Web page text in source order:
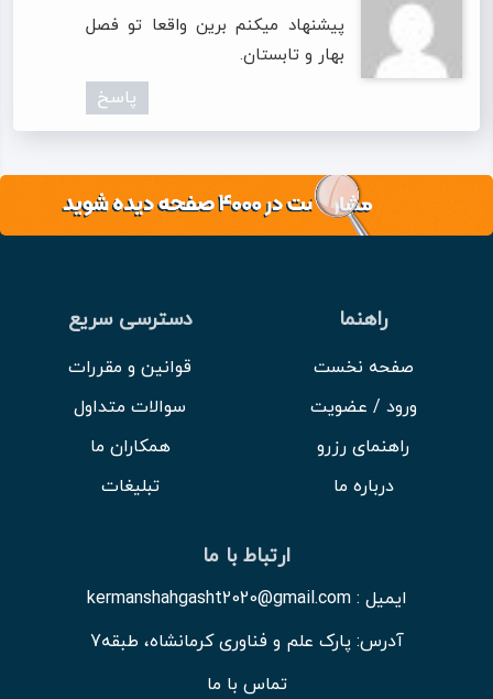
پیشنهاد میکنم برین واقعا تو فصل
بهار و تابستان.
پاسخ
راهنما
صفحه نخست
ورود / عضویت
راهنمای رزرو
درباره ما
دسترسی سریع
قوانین و مقررات
سوالات متداول
همکاران ما
تبلیغات
ارتباط با ما
ایمیل : kermanshahgasht2020@gmail.com
آدرس: پارک علم و فناوری کرمانشاه، طبقه7
تماس با ما